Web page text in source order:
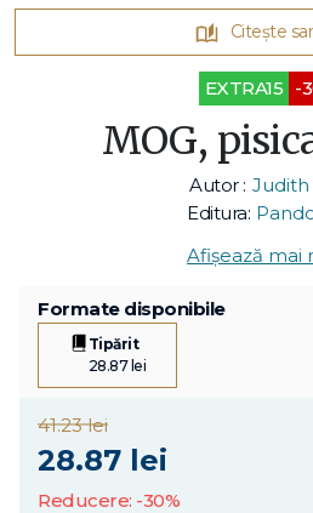
Citește
EXTRA15 -
MOG,
Autor : Judith
Editura:
Afișează mai
Formate disponibile
Tipărit
28.87 lei
41.23 lei
28.87 lei
Reducere: -30%